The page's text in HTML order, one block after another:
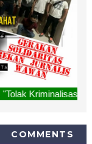
Jurnalis,
COMMENTS